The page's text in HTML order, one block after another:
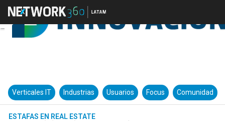
Verticales IT Industrias Usuarios Focus Comunidad
ESTAFAS EN REAL ESTATE